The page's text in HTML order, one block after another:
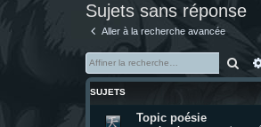
Sujets sans réponse
Aller à la recherche avancée
SUJETS
Topic poésie